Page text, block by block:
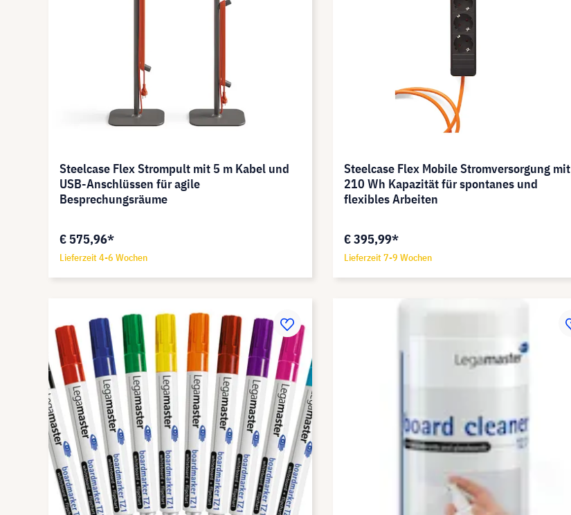
Steelcase Flex Strompult mit 5 m Kabel und
USB-Anschlüssen für agile
Besprechungsräume
€ 575,96*
Lieferzeit 4-6 Wochen
Steelcase Flex Mobile Stromversorgung mit
210 Wh Kapazität für spontanes und
flexibles Arbeiten
€ 395,99*
Lieferzeit 7-9 Wochen